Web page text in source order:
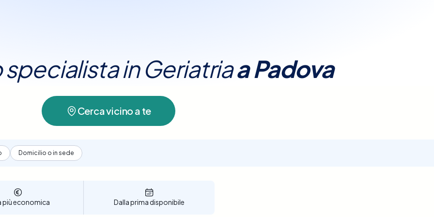
specialista in GeriatriaaPadova
Cerca vicino a te
Domicilio o in sede
più economica Dalla prima disponibile